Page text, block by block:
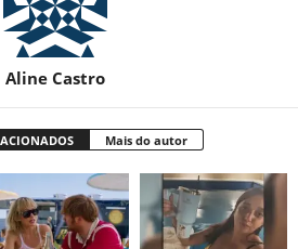
Aline Castro
Mais do autor